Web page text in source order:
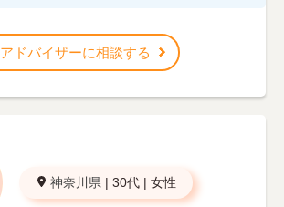
アドバイザーに相談する
神奈川県 | 30代 | 女性